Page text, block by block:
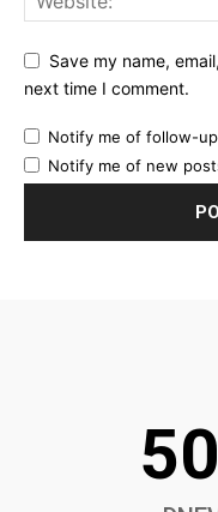
Save my name,
next time I comment.
Notify me of follow-
Notify me of new